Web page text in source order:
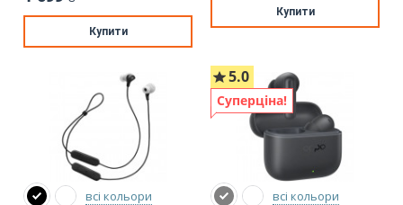
Купити
Купити
всі кольори
5.0
Суперціна!
всі кольори